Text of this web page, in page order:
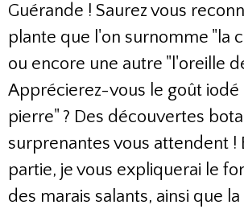
Guérande ! Saurez vous
plante que l'on surnomme "la
ou encore une autre "l'oreille
Apprécierez-vous le goût
pierre" ? Des découvertes
surprenantes vous attendent !
partie, je vous expliquerai le
des marais salants, ainsi que